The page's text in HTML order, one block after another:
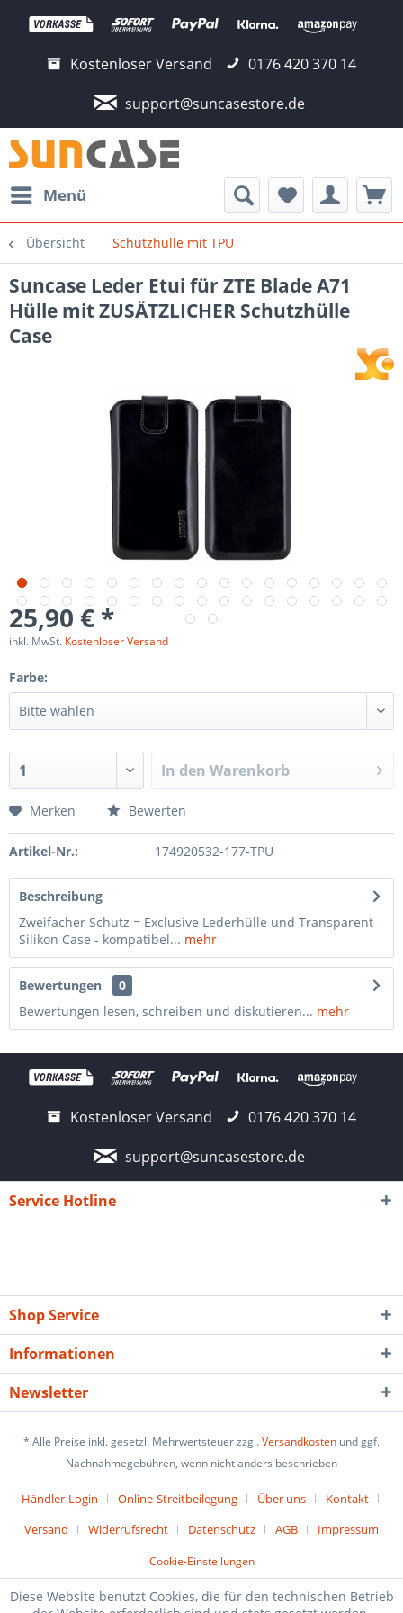
Kostenloser Versand
0176 420 370 14
support@suncasestore.de
Menü
Übersicht Schutzhülle mit TPU
Suncase Leder Etui für ZTE Blade A71
Hülle mit ZUSÄTZLICHER Schutzhülle
Case
25,90 € *
inkl. MwSt. Kostenloser Versand
Farbe:
In den Warenkorb
Merken Bewerten
Artikel-Nr.: 174920532-177-TPU
Beschreibung
Zweifacher Schutz = Exclusive Lederhülle und Transparent
Silikon Case - kompatibel... mehr
Bewertungen
0
Bewertungen lesen, schreiben und diskutieren... mehr
Kostenloser Versand
0176 420 370 14
support@suncasestore.de
Service Hotline
Shop Service
Informationen
Newsletter
* Alle Preise inkl. gesetzl. Mehrwertsteuer zzgl.Versandkosten und ggf.
Nachnahmegebühren, wenn nicht anders beschrieben
Händler-Login Online-Streitbeilegung Über uns
Kontakt
Versand
Widerrufsrecht Datenschutz AGB Impressum
Cookie-Einstellungen
Diese Website benutzt Cookies, die für den technischen Betrieb